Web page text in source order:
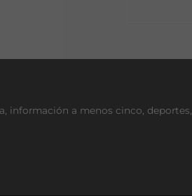
información a menos cinco, deportes,